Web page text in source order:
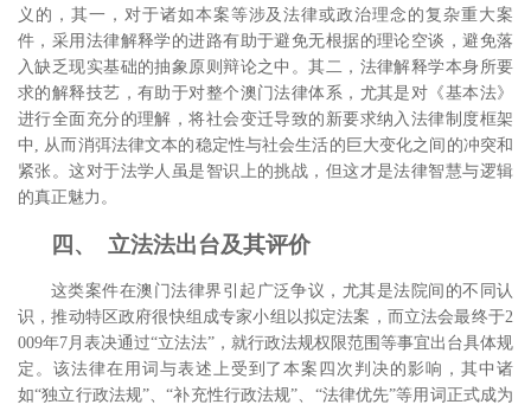
义的，其一，对于诸如本案等涉及法律或政治理念的复杂重大案
件，采用法律解释学的进路有助于避免无根据的理论空谈，避免落
入缺乏现实基础的抽象原则辩论之中。其二，法律解释学本身所要
求的解释技艺，有助于对整个澳门法律体系，尤其是对《基本法》
进行全面充分的理解，将社会变迁导致的新要求纳入法律制度框架
中, 从而消弭法律文本的稳定性与社会生活的巨大变化之间的冲突和
紧张。这对于法学人虽是智识上的挑战，但这才是法律智慧与逻辑
的真正魅力。
四、 立法法出台及其评价
这类案件在澳门法律界引起广泛争议，尤其是法院间的不同认
识 ，推动特区政府很快组成专家小组以拟定法案，而立法会最终于2
009年7月表决通过“立法法”，就行政法规权限范围等事宜出台具体规
定。该法律在用词与表述上受到了本案四次判决的影响，其中诸
如“独立行政法规”、“补充性行政法规”、“法律优先”等用词正式成为